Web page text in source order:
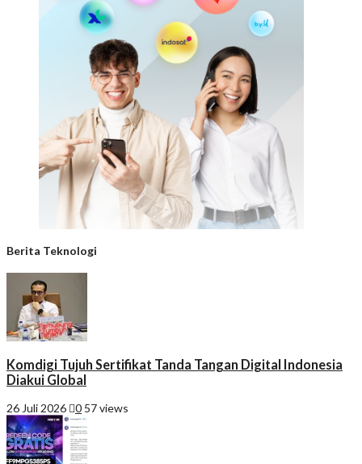
Berita Teknologi
Komdigi Tujuh Sertifikat Tanda Tangan Digital Indonesia
Diakui Global
26 Juli 2026 0 57 views